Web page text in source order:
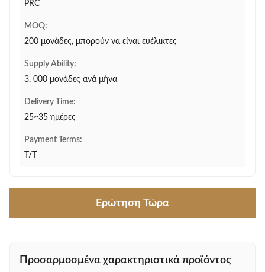
PRC
MOQ:
200 μονάδες, μπορούν να είναι ευέλικτες
Supply Ability:
3, 000 μονάδες ανά μήνα
Delivery Time:
25~35 ημέρες
Payment Terms:
T/T
Ερώτηση Τώρα
Προσαρμοσμένα χαρακτηριστικά προϊόντος